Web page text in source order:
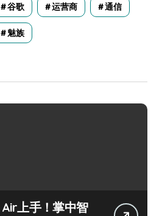
谷歌 运营商 通信
魅族
上手！掌中智